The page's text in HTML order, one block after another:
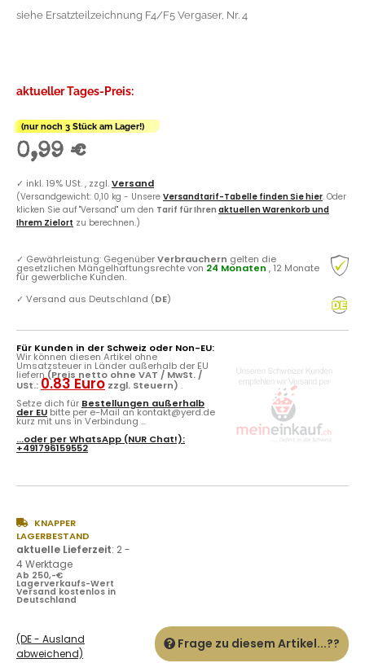
siehe Ersatzteilzeichnung F4/F5 Vergaser, Nr. 4
aktueller Tages-Preis:
(nur noch 3 Stück am Lager!)
0,99 €
✓ inkl. 19% USt. , zzgl.Versand
(Versandgewicht: 0,10 kg - Unsere Versandtarif-Tabelle finden Sie hier. Oder
klicken Sie auf "Versand" um den Tarif für Ihren aktuellen Warenkorb und
Ihrem Zielort zu berechnen.)
✓ Gewährleistung: GegenüberVerbrauchern gelten die
gesetzlichen Mängelhaftungsrechte von 24 Monaten , 12 Monate
für gewerbliche Kunden.
✓ Versand aus Deutschland (DE)
Für Kunden in der Schweiz oder Non-EU:
Wir können diesen Artikel ohne
Umsatzsteuer in Länder außerhalb der EU
liefern(Preis netto ohne VAT / MwSt. /
USt.: 0.83 Euro zzgl. Steuern) .
Setze dich für Bestellungen außerhalb
der EU bitte per e-Mail an kontakt@yerd.de
kurz mit uns in Verbindung ...
...oder perWhatsApp (NUR Chat!):
+491796159552
KNAPPER
LAGERBESTAND
aktuelle Lieferzeit: 2 -
4 Werktage
Ab 250,-€
Lagerverkaufs-Wert
Versand kostenlos in
Deutschland
(DE - Ausland
abweichend)
Frage zu diesem Artikel...??